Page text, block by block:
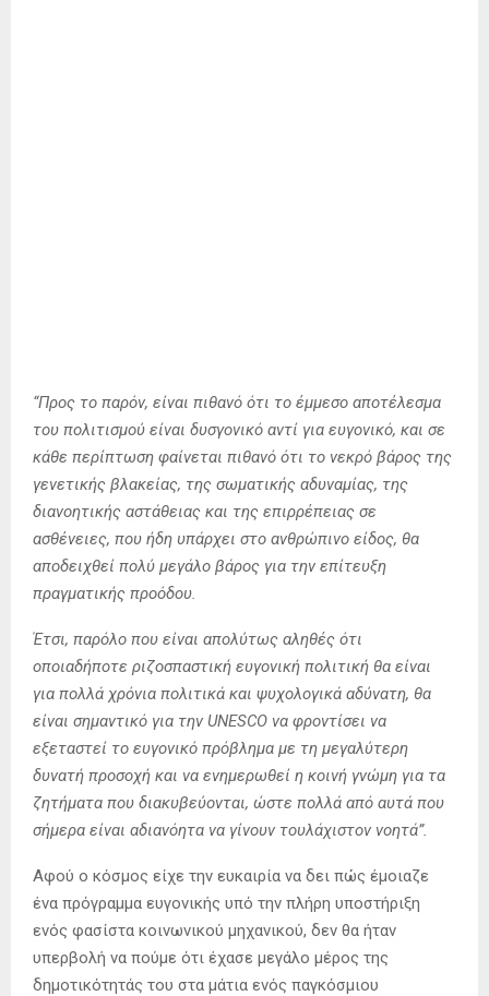
“Προς το παρόν, είναι πιθανό ότι το έμμεσο αποτέλεσμα
του πολιτισμού είναι δυσγονικό αντί για ευγονικό, και σε
κάθε περίπτωση φαίνεται πιθανό ότι το νεκρό βάρος της
γενετικής βλακείας, της σωματικής αδυναμίας, της
διανοητικής αστάθειας και της επιρρέπειας σε
ασθένειες, που ήδη υπάρχει στο ανθρώπινο είδος, θα
αποδειχθεί πολύ μεγάλο βάρος για την επίτευξη
πραγματικής προόδου.
Έτσι, παρόλο που είναι απολύτως αληθές ότι
οποιαδήποτε ριζοσπαστική ευγονική πολιτική θα είναι
για πολλά χρόνια πολιτικά και ψυχολογικά αδύνατη, θα
είναι σημαντικό για την UNESCO να φροντίσει να
εξεταστεί το ευγονικό πρόβλημα με τη μεγαλύτερη
δυνατή προσοχή και να ενημερωθεί η κοινή γνώμη για τα
ζητήματα που διακυβεύονται, ώστε πολλά από αυτά που
σήμερα είναι αδιανόητα να γίνουν τουλάχιστον νοητά”.
Αφού ο κόσμος είχε την ευκαιρία να δει πώς έμοιαζε
ένα πρόγραμμα ευγονικής υπό την πλήρη υποστήριξη
ενός φασίστα κοινωνικού μηχανικού, δεν θα ήταν
υπερβολή να πούμε ότι έχασε μεγάλο μέρος της
δημοτικότητάς του στα μάτια ενός παγκόσμιου